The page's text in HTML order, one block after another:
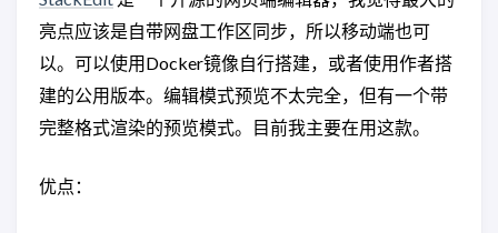
亮点应该是自带网盘工作区同步，所以移动端也可
以。可以使用Docker镜像自行搭建，或者使用作者搭
建的公用版本。编辑模式预览不太完全，但有一个带
完整格式渲染的预览模式。目前我主要在用这款。
优点：